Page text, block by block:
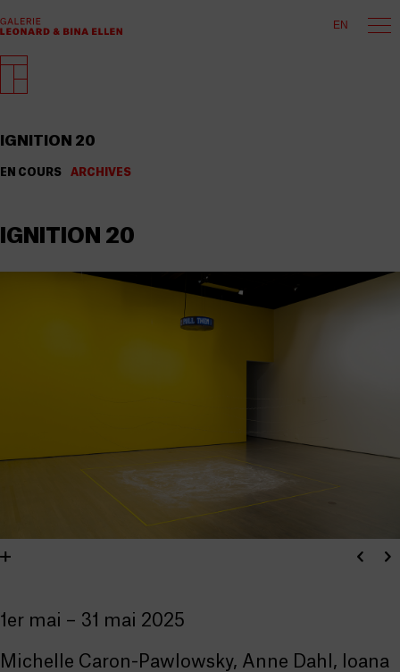
EN
IGNITION 20
EN COURS ARCHIVES
IGNITION 20
1er mai – 31 mai 2025
Michelle Caron-Pawlowsky, Anne Dahl, Ioana